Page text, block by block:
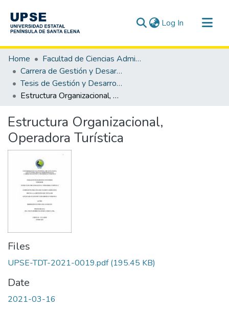
Log In (current)
Communities & Collections
All of DSpace
Statistics
Home
Facultad de Ciencias Administrativas
Carrera de Gestión y Desarrollo Turístico
Tesis de Gestión y Desarrollo Turístico
Estructura Organizacional, Operadora Turística
Estructura Organizacional,
Operadora Turística
Files
UPSE-TDT-2021-0019.pdf(195.45 KB)
Date
2021-03-16